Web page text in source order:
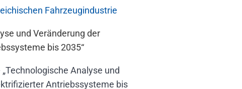
Fahrzeugindustrie
und Veränderung der
bis 2035“
Analyse und
Antriebssysteme bis